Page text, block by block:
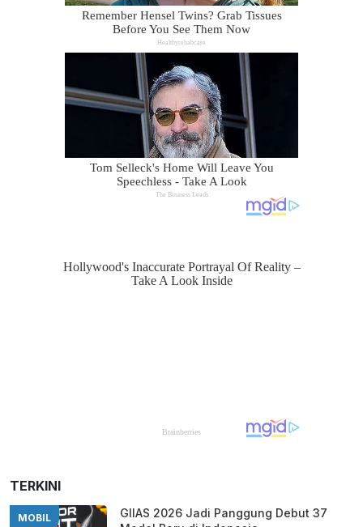
TERKINI
MOBIL
GIIAS 2026 Jadi Panggung Debut 37